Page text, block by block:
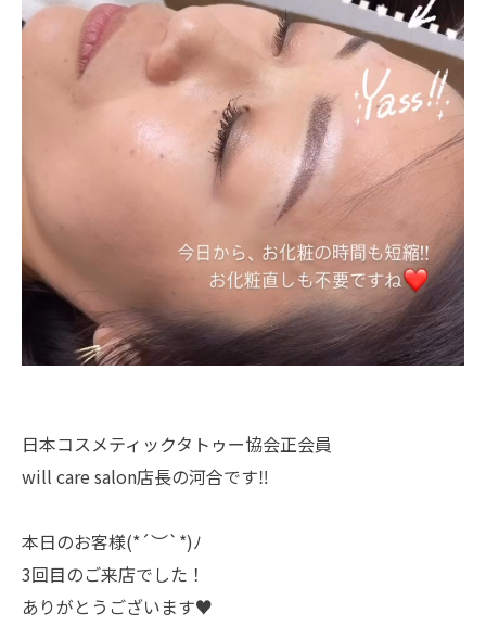
日本コスメティックタトゥー協会正会員
will care salon店長の河合です‼︎
本日のお客様(*´︶`*)ﾉ
3回目のご来店でした！
ありがとうございます♥️